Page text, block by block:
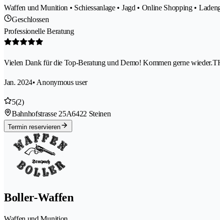
Waffen und Munition • Schiessanlage • Jagd • Online Shopping •
Geschlossen
Professionelle Beratung
Vielen Dank für die Top-Beratung und Demo! Kommen gerne
Jan. 2024• Anonymous user
5(2)
Bahnhofstrasse 25A6422 Steinen
Termin reservieren
Boller-Waffen